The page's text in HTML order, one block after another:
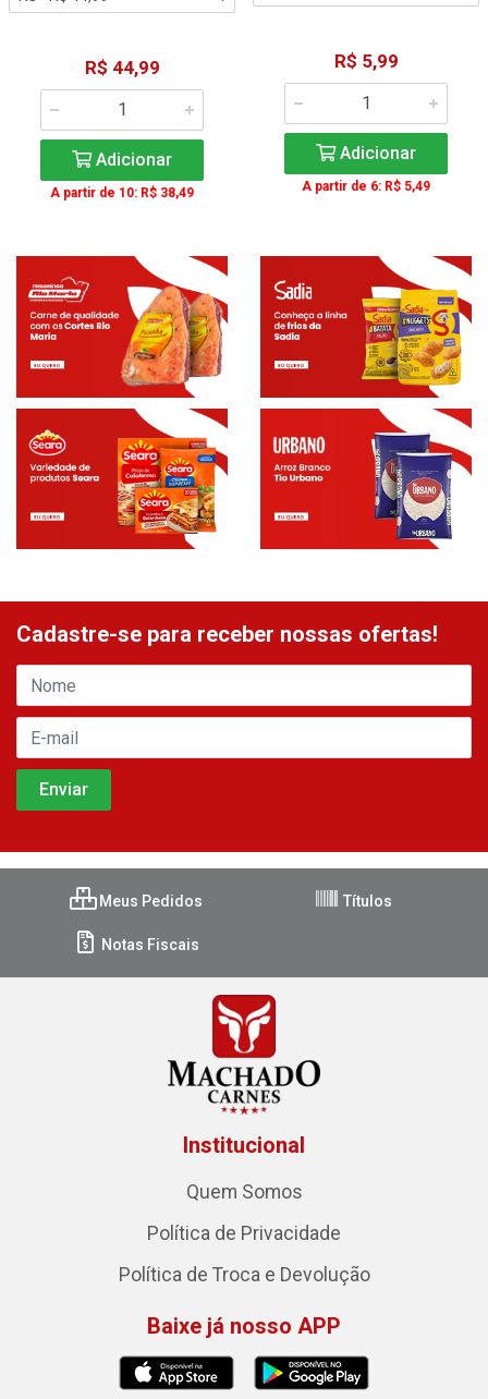
R$ 44,99
Adicionar
A partir de 10: R$ 38,49
R$ 5,99
Adicionar
A partir de 6: R$ 5,49
Cadastre-se para receber nossas ofertas!
Meus Pedidos Títulos
Notas Fiscais
Institucional
Quem Somos
Política de Privacidade
Política de Troca e Devolução
Baixe já nosso APP